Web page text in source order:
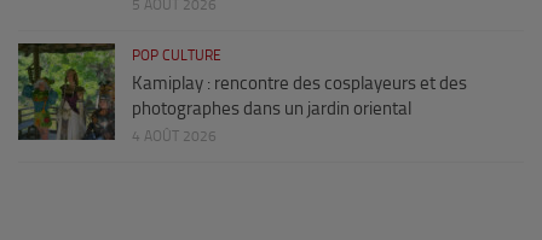
5 AOÛT 2026
POP CULTURE
Kamiplay : rencontre des cosplayeurs et des
photographes dans un jardin oriental
4 AOÛT 2026